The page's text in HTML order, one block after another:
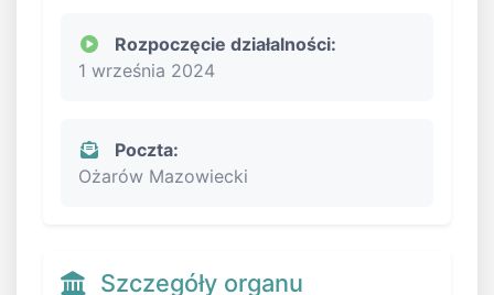
Rozpoczęcie działalności:
1 września 2024
Poczta:
Ożarów Mazowiecki
Szczegóły organu